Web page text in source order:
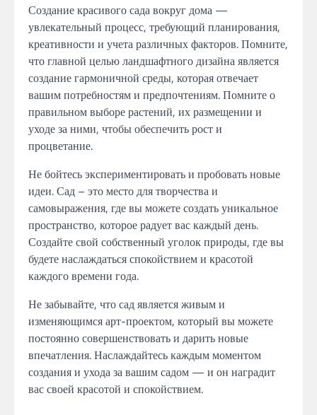
Создание красивого сада вокруг дома —
увлекательный процесс, требующий планирования,
креативности и учета различных факторов. Помните,
что главной целью ландшафтного дизайна является
создание гармоничной среды, которая отвечает
вашим потребностям и предпочтениям. Помните о
правильном выборе растений, их размещении и
уходе за ними, чтобы обеспечить рост и
процветание.
Не бойтесь экспериментировать и пробовать новые
идеи. Сад – это место для творчества и
самовыражения, где вы можете создать уникальное
пространство, которое радует вас каждый день.
Создайте свой собственный уголок природы, где вы
будете наслаждаться спокойствием и красотой
каждого времени года.
Не забывайте, что сад является живым и
изменяющимся арт-проектом, который вы можете
постоянно совершенствовать и дарить новые
впечатления. Наслаждайтесь каждым моментом
создания и ухода за вашим садом — и он наградит
вас своей красотой и спокойствием.